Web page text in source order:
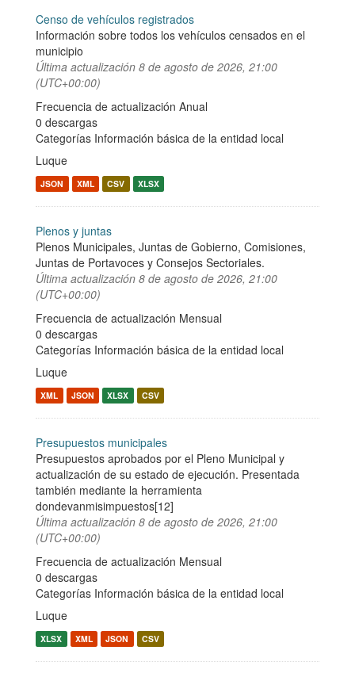
Censo de vehículos registrados
Información sobre todos los vehículos censados en el
municipio
Última actualización 8 de agosto de 2026, 21:00
(UTC+00:00)
Frecuencia de actualización Anual
0 descargas
Categorías Información básica de la entidad local
Luque
JSON XML CSV XLSX
Plenos y juntas
Plenos Municipales, Juntas de Gobierno, Comisiones,
Juntas de Portavoces y Consejos Sectoriales.
Última actualización 8 de agosto de 2026, 21:00
(UTC+00:00)
Frecuencia de actualización Mensual
0 descargas
Categorías Información básica de la entidad local
Luque
XML JSON XLSX CSV
Presupuestos municipales
Presupuestos aprobados por el Pleno Municipal y
actualización de su estado de ejecución. Presentada
también mediante la herramienta
dondevanmisimpuestos[12]
Última actualización 8 de agosto de 2026, 21:00
(UTC+00:00)
Frecuencia de actualización Mensual
0 descargas
Categorías Información básica de la entidad local
Luque
XLSX XML JSON CSV